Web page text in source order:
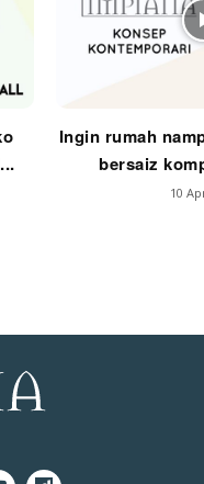
Ingin rumah
bersaiz
10